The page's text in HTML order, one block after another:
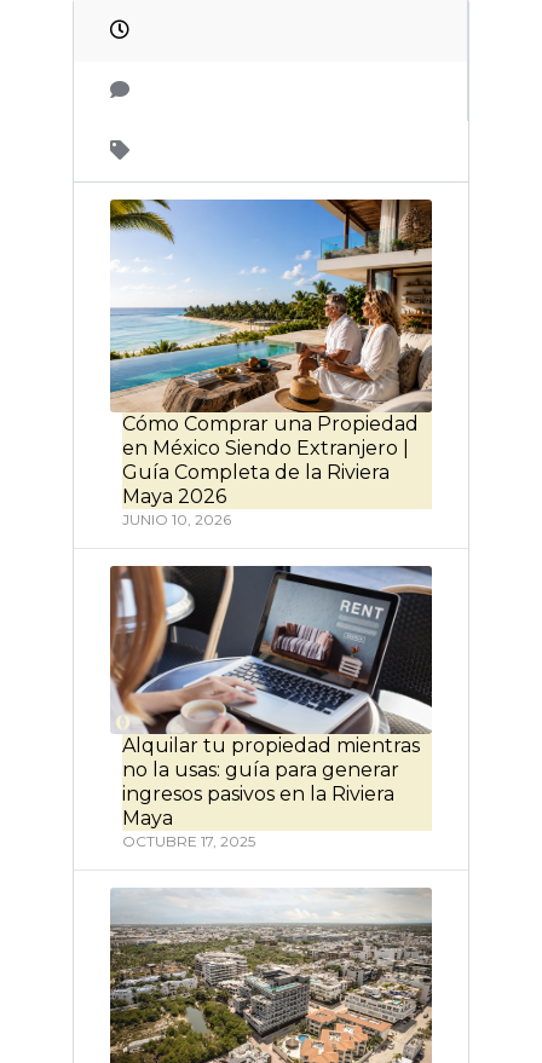
Cómo Comprar una Propiedad
en México Siendo Extranjero |
Guía Completa de la Riviera
Maya 2026
JUNIO 10, 2026
Alquilar tu propiedad mientras
no la usas: guía para generar
ingresos pasivos en la Riviera
Maya
OCTUBRE 17, 2025